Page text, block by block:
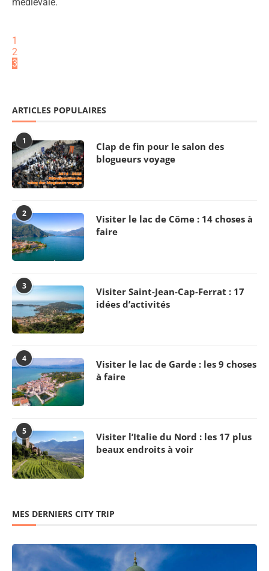
1
2
3
ARTICLES POPULAIRES
1
Clap de fin pour le salon des
blogueurs voyage
2
Visiter le lac de Côme : 14 choses à
faire
3
Visiter Saint-Jean-Cap-Ferrat : 17
idées d’activités
4
Visiter le lac de Garde : les 9 choses
à faire
5
Visiter l’Italie du Nord : les 17 plus
beaux endroits à voir
MES DERNIERS CITY TRIP